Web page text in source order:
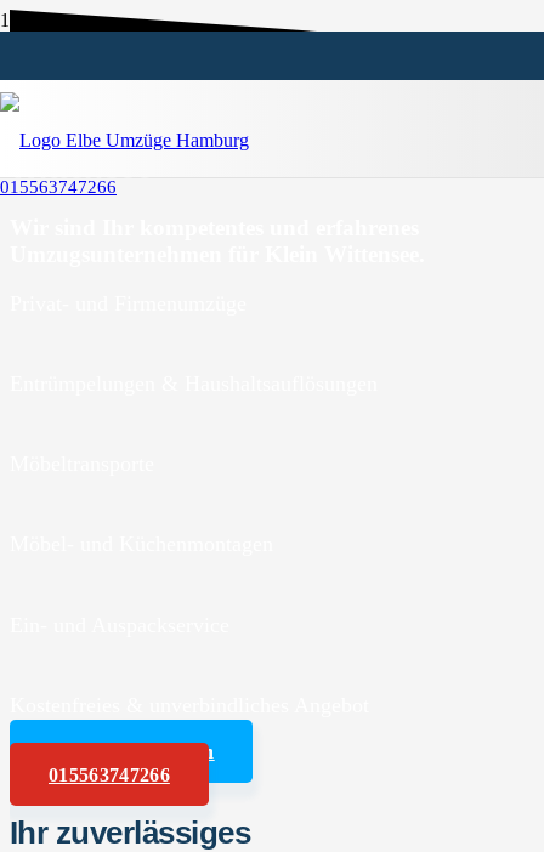
015563747266
Umzugsunternehmen Klein
Angebot anfordern
015563747266
Ihr zuverlässiges